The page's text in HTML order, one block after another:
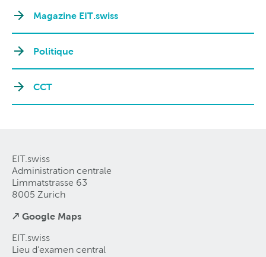
Magazine EIT.swiss
Politique
CCT
EIT.swiss
Administration centrale
Limmatstrasse 63
8005 Zurich
↗ Google Maps
EIT.swiss
Lieu d’examen central